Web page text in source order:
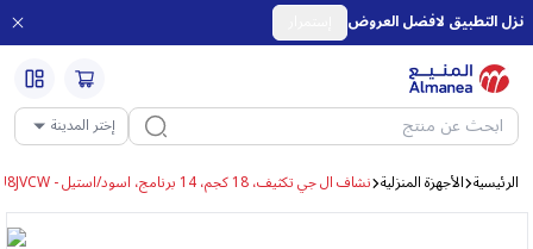
نزل التطبيق لافضل العروض
إختر المدينة
الرئيسية الأجهزة المنزلية نشاف ال جي تكثيف، 18 كجم، 14 برنامج، اسود/استيل - RH18U8JVCW